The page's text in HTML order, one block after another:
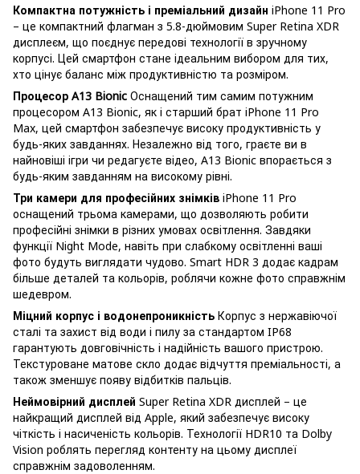
Компактна потужність і преміальний дизайн iPhone 11 Pro
– це компактний флагман з 5.8-дюймовим Super Retina XDR
дисплеєм, що поєднує передові технології в зручному
корпусі. Цей смартфон стане ідеальним вибором для тих,
хто цінує баланс між продуктивністю та розміром.
Процесор A13 Bionic Оснащений тим самим потужним
процесором A13 Bionic, як і старший брат iPhone 11 Pro
Max, цей смартфон забезпечує високу продуктивність у
будь-яких завданнях. Незалежно від того, граєте ви в
найновіші ігри чи редагуєте відео, A13 Bionic впорається з
будь-яким завданням на високому рівні.
Три камери для професійних знімків iPhone 11 Pro
оснащений трьома камерами, що дозволяють робити
професійні знімки в різних умовах освітлення. Завдяки
функції Night Mode, навіть при слабкому освітленні ваші
фото будуть виглядати чудово. Smart HDR 3 додає кадрам
більше деталей та кольорів, роблячи кожне фото справжнім
шедевром.
Міцний корпус і водонепроникність Корпус з нержавіючої
сталі та захист від води і пилу за стандартом IP68
гарантують довговічність і надійність вашого пристрою.
Текстуроване матове скло додає відчуття преміальності, а
також зменшує появу відбитків пальців.
Неймовірний дисплей Super Retina XDR дисплей – це
найкращий дисплей від Apple, який забезпечує високу
чіткість і насиченість кольорів. Технології HDR10 та Dolby
Vision роблять перегляд контенту на цьому дисплеї
справжнім задоволенням.